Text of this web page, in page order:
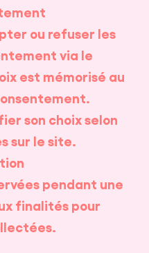
ou refuser les
via le
est mémorisé au
son choix selon
sur le site.
pendant une
finalités pour